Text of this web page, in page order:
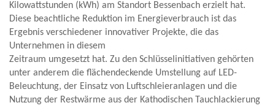
Kilowattstunden (kWh) am Standort Bessenbach erzielt hat.
Diese beachtliche Reduktion im Energieverbrauch ist das
Ergebnis verschiedener innovativer Projekte, die das
Unternehmen in diesem
Zeitraum umgesetzt hat. Zu den Schlüsselinitiativen gehörten
unter anderem die flächendeckende Umstellung auf LED-
Beleuchtung, der Einsatz von Luftschleieranlagen und die
Nutzung der Restwärme aus der Kathodischen Tauchlackierung